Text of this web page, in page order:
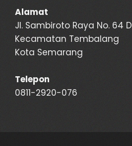
Alamat
Jl. Sambiroto Raya No. 64 D
Kecamatan Tembalang
Kota Semarang
Telepon
0811-2920-076